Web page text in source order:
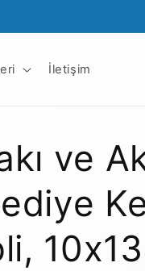
İletişim
ve